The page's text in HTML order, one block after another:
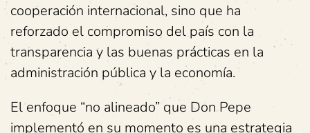
cooperación internacional, sino que ha
reforzado el compromiso del país con la
transparencia y las buenas prácticas en la
administración pública y la economía.
El enfoque “no alineado” que Don Pepe
implementó en su momento es una estrategia